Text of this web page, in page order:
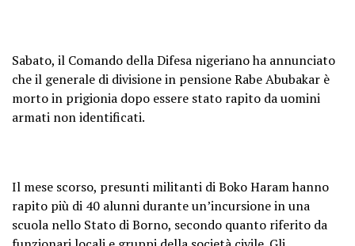
Sabato, il Comando della Difesa nigeriano ha annunciato
che il generale di divisione in pensione Rabe Abubakar è
morto in prigionia dopo essere stato rapito da uomini
armati non identificati.
Il mese scorso, presunti militanti di Boko Haram hanno
rapito più di 40 alunni durante un’incursione in una
scuola nello Stato di Borno, secondo quanto riferito da